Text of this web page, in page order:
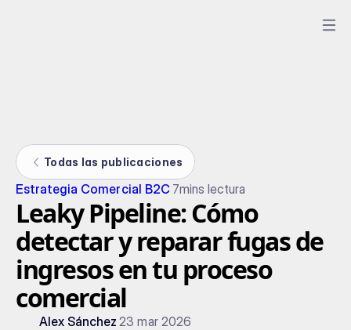
Todas las publicaciones
Estrategia Comercial B2C 7mins lectura
Leaky Pipeline: Cómo
detectar y reparar fugas de
ingresos en tu proceso
comercial
Alex Sánchez 23 mar 2026